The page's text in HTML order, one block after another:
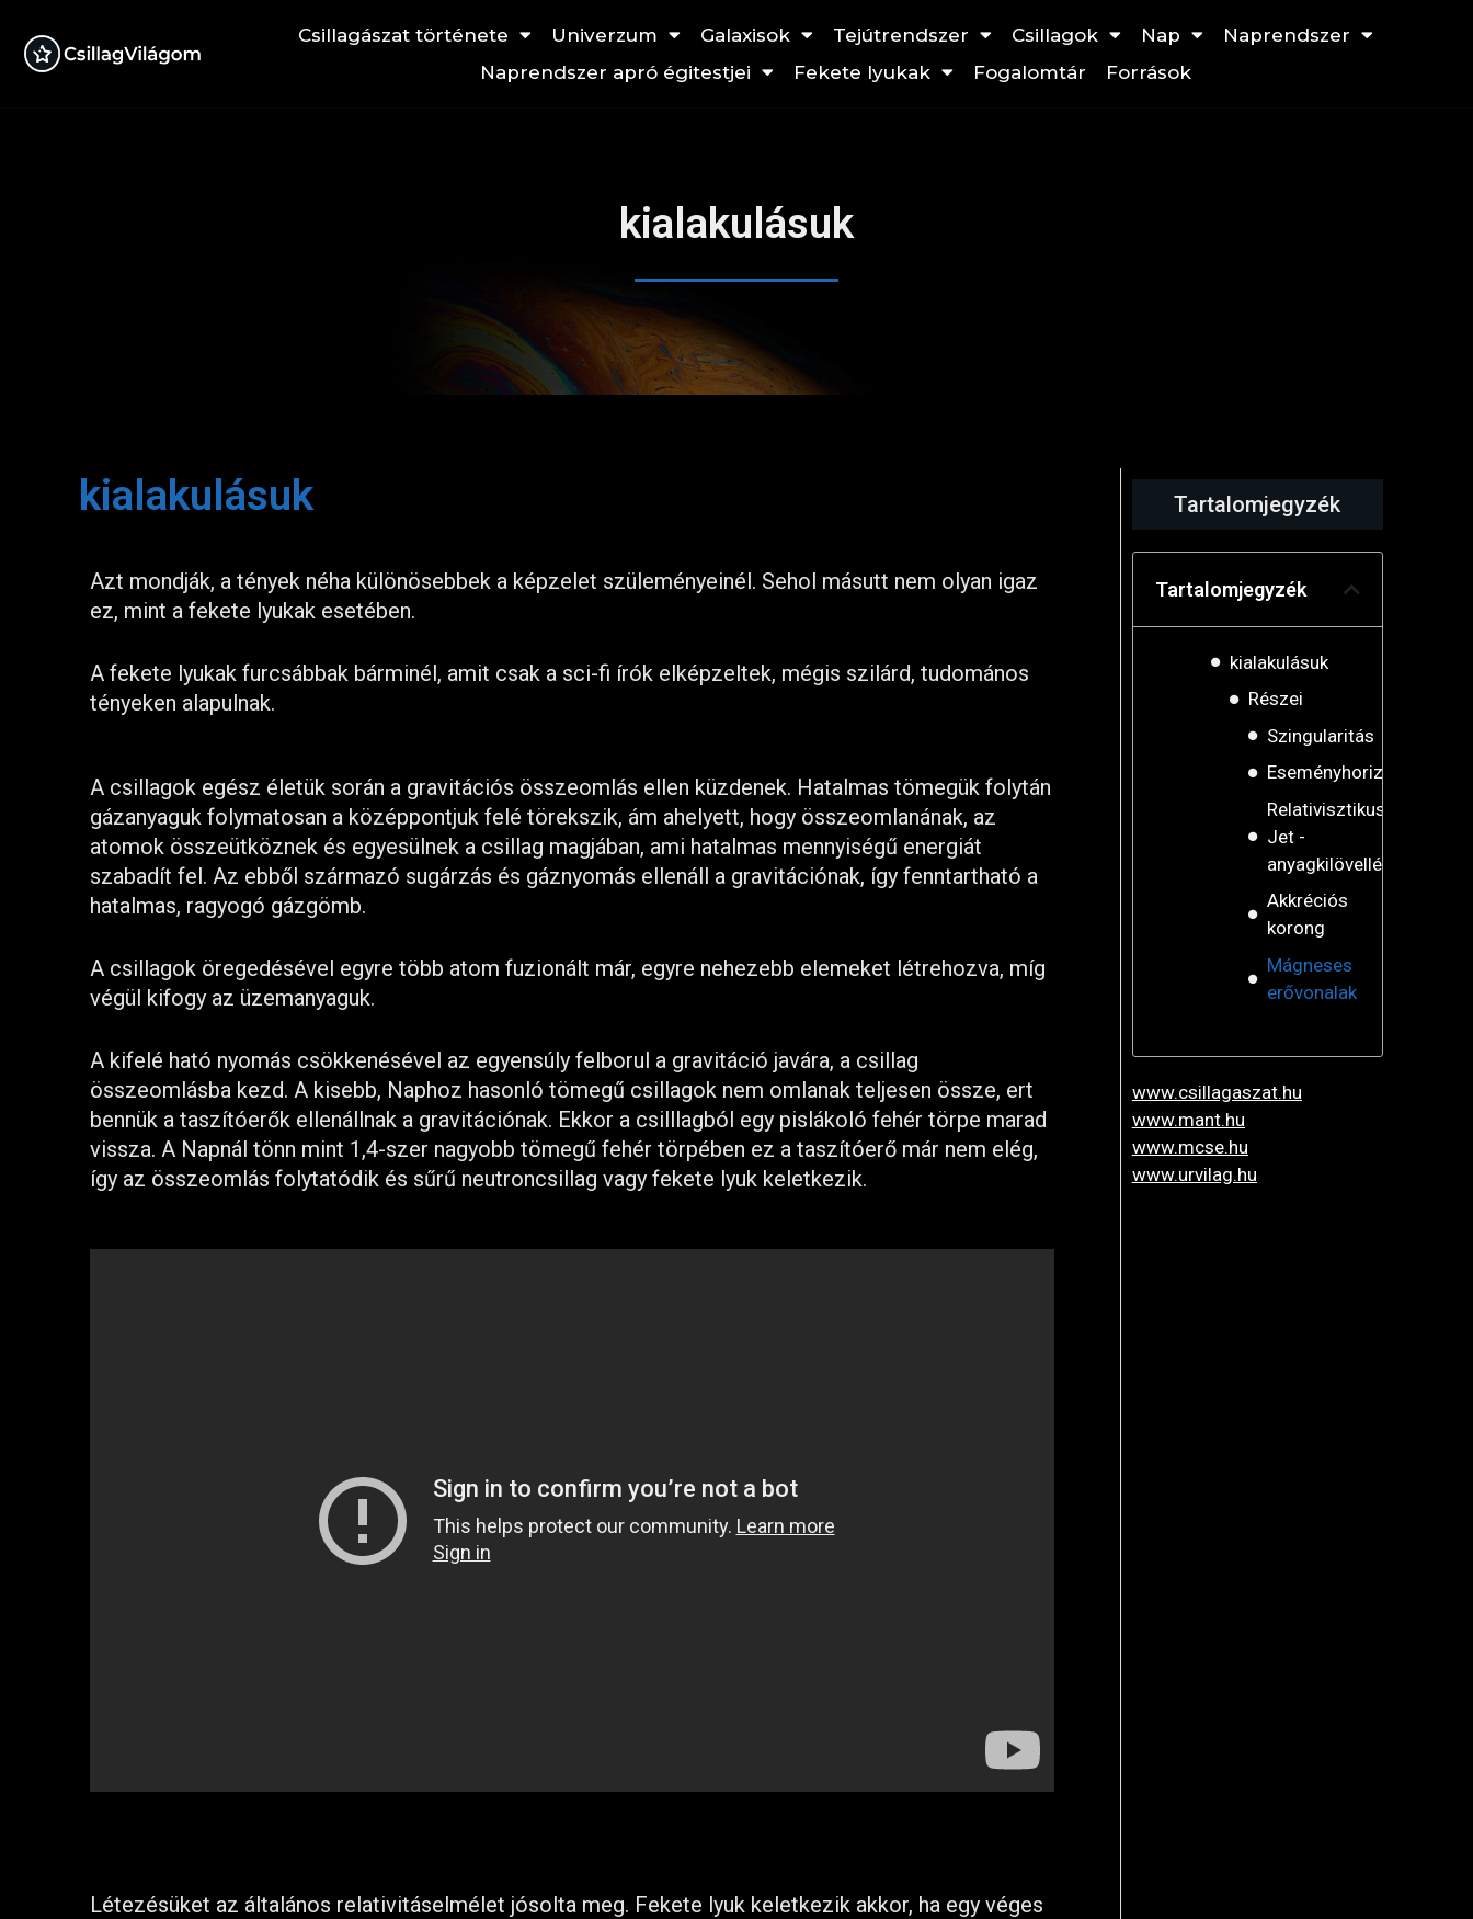
Csillagászat története Univerzum Galaxisok Tejútrendszer Csillagok Nap
Naprendszer
Naprendszer apró égitestjei
Fekete lyukak Fogalomtár Források
kialakulásuk
kialakulásuk
Azt mondják, a tények néha különösebbek a képzelet szüleményeinél. Sehol másutt nem olyan igaz
ez, mint a fekete lyukak esetében.
A fekete lyukak furcsábbak bárminél, amit csak a sci-fi írók elképzeltek, mégis szilárd, tudomános
tényeken alapulnak.
A csillagok egész életük során a gravitációs összeomlás ellen küzdenek. Hatalmas tömegük folytán
gázanyaguk folymatosan a középpontjuk felé törekszik, ám ahelyett, hogy összeomlanának, az
atomok összeütköznek és egyesülnek a csillag magjában, ami hatalmas mennyiségű energiát
szabadít fel. Az ebből származó sugárzás és gáznyomás ellenáll a gravitációnak, így fenntartható a
hatalmas, ragyogó gázgömb.
A csillagok öregedésével egyre több atom fuzionált már, egyre nehezebb elemeket létrehozva, míg
végül kifogy az üzemanyaguk.
A kifelé ható nyomás csökkenésével az egyensúly felborul a gravitáció javára, a csillag
összeomlásba kezd. A kisebb, Naphoz hasonló tömegű csillagok nem omlanak teljesen össze, ert
bennük a taszítóerők ellenállnak a gravitációnak. Ekkor a csilllagból egy pislákoló fehér törpe marad
vissza. A Napnál tönn mint 1,4-szer nagyobb tömegű fehér törpében ez a taszítóerő már nem elég,
így az összeomlás folytatódik és sűrű neutroncsillag vagy fekete lyuk keletkezik.
Létezésüket az általános relativitáselmélet jósolta meg. Fekete lyuk keletkezik akkor, ha egy véges
Tartalomjegyzék
Tartalomjegyzék
kialakulásuk
Részei
Szingularitás
Eseményhorizont
Relativisztikus
Jet -
anyagkilövellések
Akkréciós
korong
Mágneses
erővonalak
www.csillagaszat.hu
www.mant.hu
www.mcse.hu
www.urvilag.hu